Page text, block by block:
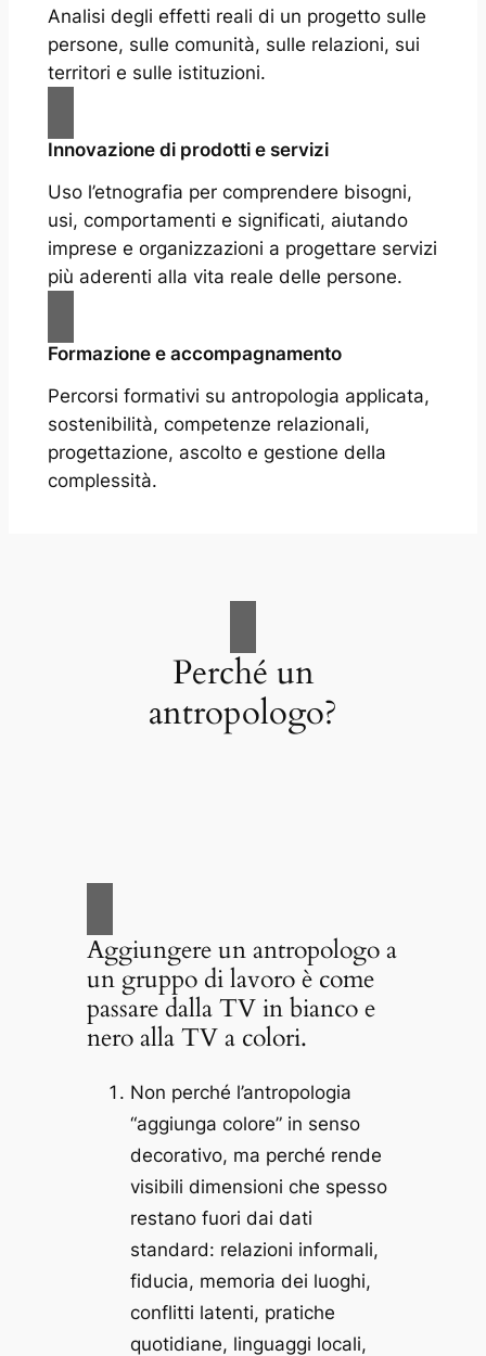
Analisi degli effetti reali di un progetto sulle
persone, sulle comunità, sulle relazioni, sui
territori e sulle istituzioni.
Innovazione di prodotti e servizi
Uso l’etnografia per comprendere bisogni,
usi, comportamenti e significati, aiutando
imprese e organizzazioni a progettare servizi
più aderenti alla vita reale delle persone.
Formazione e accompagnamento
Percorsi formativi su antropologia applicata,
sostenibilità, competenze relazionali,
progettazione, ascolto e gestione della
complessità.
Perché un
antropologo?
Aggiungere un antropologo a
un gruppo di lavoro è come
passare dalla TV in bianco e
nero alla TV a colori.
Non perché l’antropologia
“aggiunga colore” in senso
decorativo, ma perché rende
visibili dimensioni che spesso
restano fuori dai dati
standard: relazioni informali,
fiducia, memoria dei luoghi,
conflitti latenti, pratiche
quotidiane, linguaggi locali,